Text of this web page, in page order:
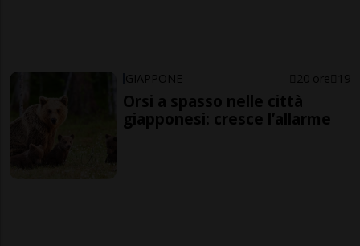
GIAPPONE 20 ore 19
Orsi a spasso nelle città
giapponesi: cresce l’allarme